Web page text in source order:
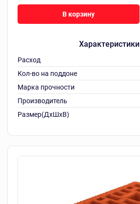
Характеристики
Расход
Кол-во на поддоне
Марка прочности
Производитель
Размер(ДхШхВ)
В корзину